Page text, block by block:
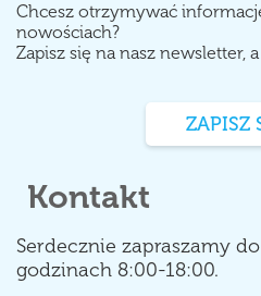
Chcesz otrzymywać
nowościach?
Zapisz się na nasz newsletter,
ZAPISZ
Kontakt
Serdecznie zapraszamy
godzinach 8:00-18:00.